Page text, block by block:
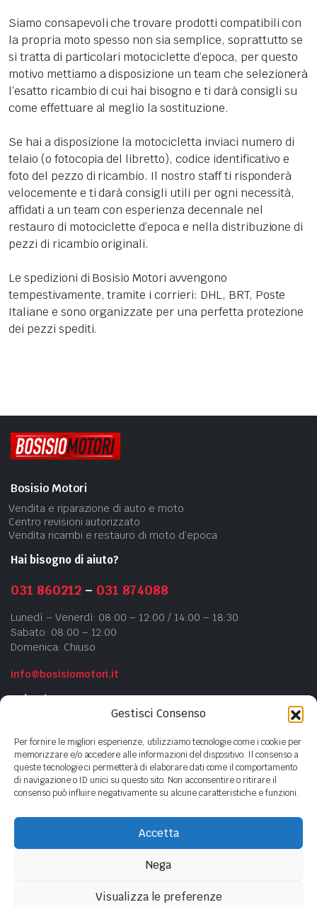
Gestisci Consenso
Per fornire le migliori esperienze, utilizziamo tecnologie come i cookie per
memorizzare e/o accedere alle informazioni del dispositivo. Il consenso a
queste tecnologie ci permetterà di elaborare dati come il comportamento
di navigazione o ID unici su questo sito. Non acconsentire o ritirare il
consenso può influire negativamente su alcune caratteristiche e funzioni.
Accetta
Nega
Visualizza le preferenze
Siamo consapevoli che trovare prodotti compatibili con
la propria moto spesso non sia semplice, soprattutto se
si tratta di particolari motociclette d’epoca, per questo
motivo mettiamo a disposizione un team che selezionerà
l’esatto ricambio di cui hai bisogno e ti darà consigli su
come effettuare al meglio la sostituzione.
Se hai a disposizione la motocicletta inviaci numero di
telaio (o fotocopia del libretto), codice identificativo e
foto del pezzo di ricambio. Il nostro staff ti risponderà
velocemente e ti darà consigli utili per ogni necessità,
affidati a un team con esperienza decennale nel
restauro di motociclette d’epoca e nella distribuzione di
pezzi di ricambio originali.
Le spedizioni di Bosisio Motori avvengono
tempestivamente, tramite i corrieri: DHL, BRT, Poste
Italiane e sono organizzate per una perfetta protezione
dei pezzi spediti.
Bosisio Motori
Vendita e riparazione di auto e moto
Centro revisioni autorizzato
Vendita ricambi e restauro di moto d’epoca
Hai bisogno di aiuto?
031 860212– 031 874088
Lunedì – Venerdì: 08:00 – 12:00 / 14:00 – 18:30
Sabato: 08:00 – 12:00
Domenica: Chiuso
info@bosisiomotori.it
Azienda
Contatti
Privacy Policy
Cookie Policy
Copyright ©2023- BOSISIO MOTORI s.n.c di Bosisio F.lli - P.Iva